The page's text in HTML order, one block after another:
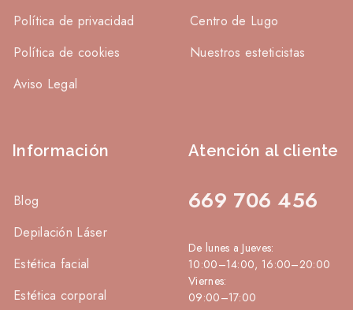
Política de privacidad
Política de cookies
Aviso Legal
Centro de Lugo
Nuestros esteticistas
Información
Blog
Depilación Láser
Estética facial
Estética corporal
Atención al cliente
669 706 456
De lunes a Jueves:
10:00–14:00, 16:00–20:00
Viernes:
09:00–17:00